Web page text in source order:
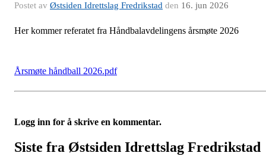
Postet av Østsiden Idrettslag Fredrikstad den 16. jun 2026
Her kommer referatet fra Håndbalavdelingens årsmøte 2026
Årsmøte håndball 2026.pdf
Logg inn for å skrive en kommentar.
Siste fra Østsiden Idrettslag Fredrikstad